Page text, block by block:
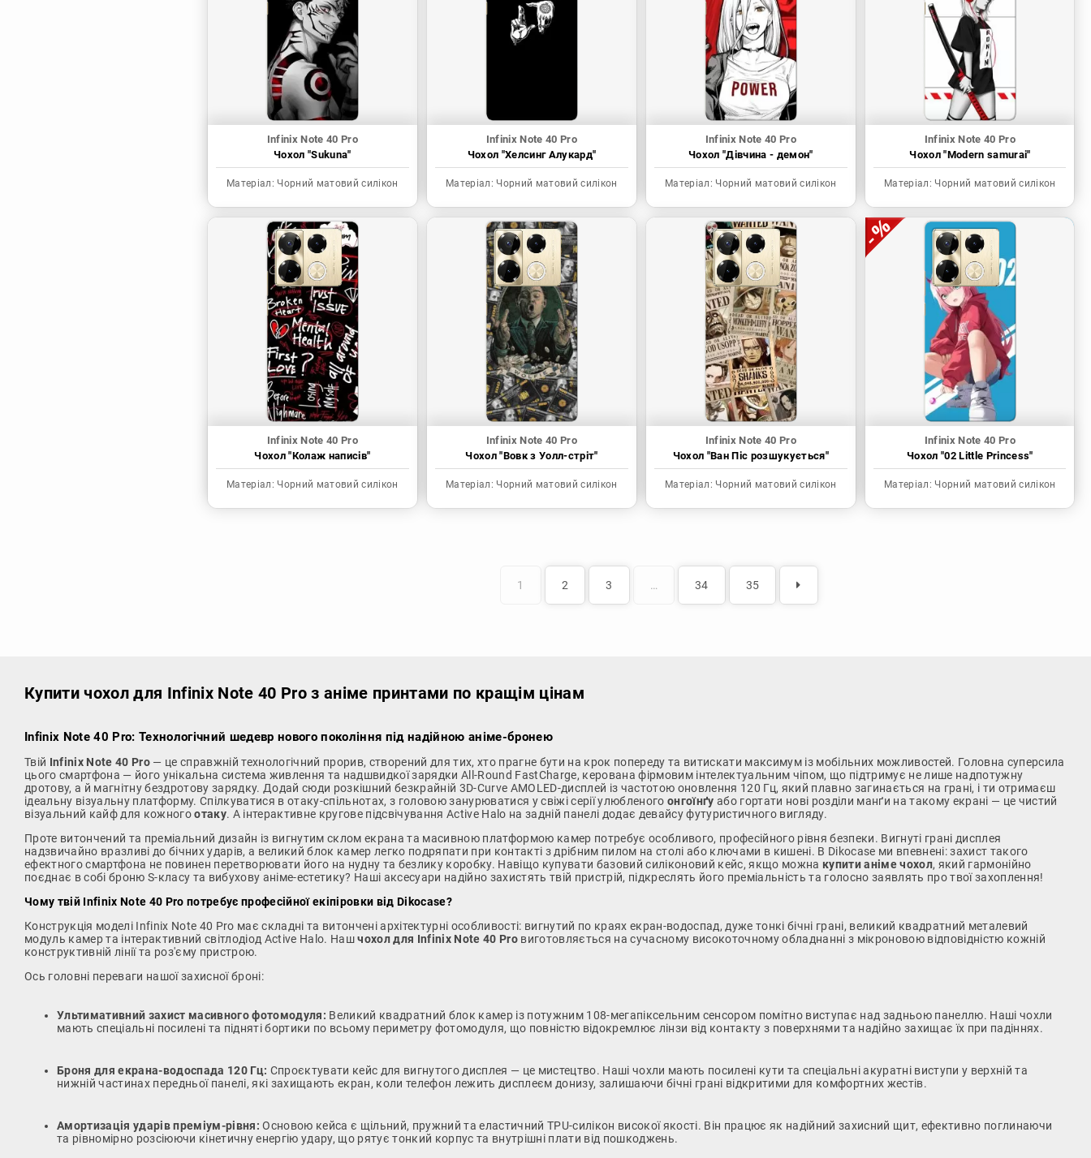
Infinix Note 40 Pro
Чохол "Sukuna"
Матеріал: Чорний матовий силікон
Infinix Note 40 Pro
Чохол "Хелсинг Алукард"
Матеріал: Чорний матовий силікон
Infinix Note 40 Pro
Чохол "Дівчина - демон"
Матеріал: Чорний матовий силікон
Infinix Note 40 Pro
Чохол "Modern samurai"
Матеріал: Чорний матовий силікон
Infinix Note 40 Pro
Чохол "Колаж написів"
Матеріал: Чорний матовий силікон
Infinix Note 40 Pro
Чохол "Вовк з Уолл-стріт"
Матеріал: Чорний матовий силікон
Infinix Note 40 Pro
Чохол "Ван Піс розшукується"
Матеріал: Чорний матовий силікон
Infinix Note 40 Pro
Чохол "02 Little Princess"
Матеріал: Чорний матовий силікон
1 2 3 … 34 35
Купити чохол для Infinix Note 40 Pro з аніме принтами по кращім цінам
Infinix Note 40 Pro: Технологічний шедевр нового покоління під надійною аніме-бронею
Твій Infinix Note 40 Pro — це справжній технологічний прорив, створений для тих, хто прагне бути на крок попереду та витискати максимум із мобільних можливостей. Головна суперсила
цього смартфона — його унікальна система живлення та надшвидкої зарядки All-Round FastCharge, керована фірмовим інтелектуальним чіпом, що підтримує не лише надпотужну
дротову, а й магнітну бездротову зарядку. Додай сюди розкішний безкрайній 3D-Curve AMOLED-дисплей із частотою оновлення 120 Гц, який плавно загинається на грані, і ти отримаєш
ідеальну візуальну платформу. Спілкуватися в отаку-спільнотах, з головою занурюватися у свіжі серії улюбленого онгоїнґу або гортати нові розділи манґи на такому екрані — це чистий
візуальний кайф для кожногоотаку. А інтерактивне кругове підсвічування Active Halo на задній панелі додає девайсу футуристичного вигляду.
Проте витончений та преміальний дизайн із вигнутим склом екрана та масивною платформою камер потребує особливого, професійного рівня безпеки. Вигнуті грані дисплея
надзвичайно вразливі до бічних ударів, а великий блок камер легко подряпати при контакті з дрібним пилом на столі або ключами в кишені. В Dikocase ми впевнені: захист такого
ефектного смартфона не повинен перетворювати його на нудну та безлику коробку. Навіщо купувати базовий силіконовий кейс, якщо можна купити аніме чохол, який гармонійно
поєднає в собі броню S-класу та вибухову аніме-естетику? Наші аксесуари надійно захистять твій пристрій, підкреслять його преміальність та голосно заявлять про твої захоплення!
Чому твій Infinix Note 40 Pro потребує професійної екіпіровки від Dikocase?
Конструкція моделі Infinix Note 40 Pro має складні та витончені архітектурні особливості: вигнутий по краях екран-водоспад, дуже тонкі бічні грані, великий квадратний металевий
модуль камер та інтерактивний світлодіод Active Halo. Нашчохол для Infinix Note 40 Pro виготовляється на сучасному високоточному обладнанні з мікроновою відповідністю кожній
конструктивній лінії та роз'єму пристрою.
Ось головні переваги нашої захисної броні:
Ультимативний захист масивного фотомодуля: Великий квадратний блок камер із потужним 108-мегапіксельним сенсором помітно виступає над задньою панеллю. Наші чохли
мають спеціальні посилені та підняті бортики по всьому периметру фотомодуля, що повністю відокремлює лінзи від контакту з поверхнями та надійно захищає їх при падіннях.
Броня для екрана-водоспада 120 Гц: Спроєктувати кейс для вигнутого дисплея — це мистецтво. Наші чохли мають посилені кути та спеціальні акуратні виступи у верхній та
нижній частинах передньої панелі, які захищають екран, коли телефон лежить дисплеєм донизу, залишаючи бічні грані відкритими для комфортних жестів.
Амортизація ударів преміум-рівня: Основою кейса є щільний, пружний та еластичний TPU-силікон високої якості. Він працює як надійний захисний щит, ефективно поглинаючи
та рівномірно розсіюючи кінетичну енергію удару, що рятує тонкий корпус та внутрішні плати від пошкоджень.